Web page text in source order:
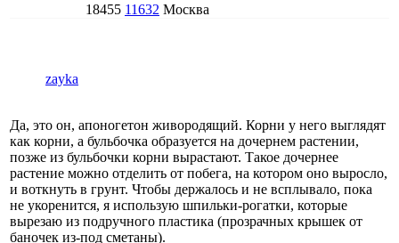
18455 11632 Москва
zayka
Да, это он, апоногетон живородящий. Корни у него выглядят
как корни, а бульбочка образуется на дочернем растении,
позже из бульбочки корни вырастают. Такое дочернее
растение можно отделить от побега, на котором оно выросло,
и воткнуть в грунт. Чтобы держалось и не всплывало, пока
не укоренится, я использую шпильки-рогатки, которые
вырезаю из подручного пластика (прозрачных крышек от
баночек из-под сметаны).